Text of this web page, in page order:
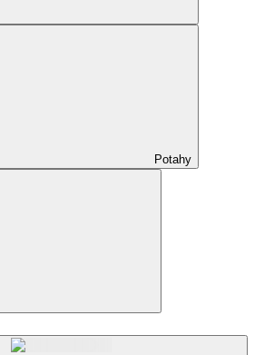
Potahy